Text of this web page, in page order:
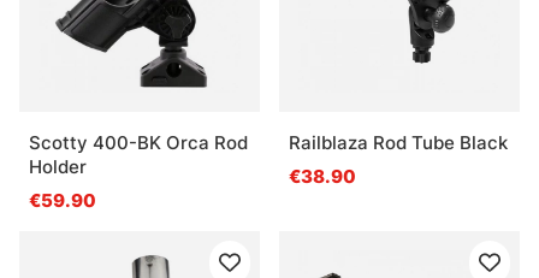
Scotty 400-BK Orca Rod
Holder
€59.90
Railblaza Rod Tube Black
€38.90